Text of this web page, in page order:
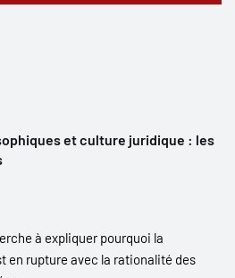
et culture juridique : les
à expliquer pourquoi la
en rupture avec la rationalité des